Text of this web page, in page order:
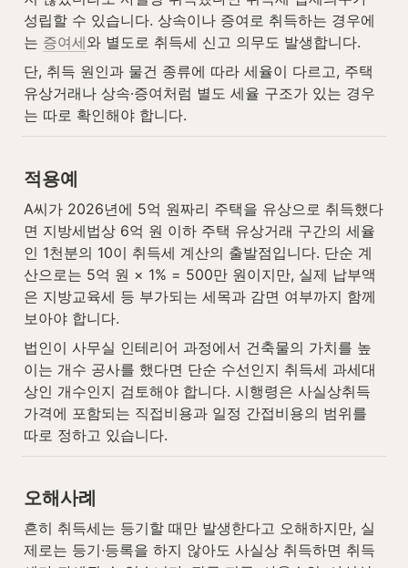
성립할 수 있습니다. 상속이나 증여로 취득하는 경우에
는 증여세와 별도로 취득세 신고 의무도 발생합니다.
단, 취득 원인과 물건 종류에 따라 세율이 다르고, 주택
유상거래나 상속·증여처럼 별도 세율 구조가 있는 경우
는 따로 확인해야 합니다.
적용예
A씨가 2026년에 5억 원짜리 주택을 유상으로 취득했다
면 지방세법상 6억 원 이하 주택 유상거래 구간의 세율
인 1천분의 10이 취득세 계산의 출발점입니다. 단순 계
산으로는 5억 원 × 1% = 500만 원이지만, 실제 납부액
은 지방교육세 등 부가되는 세목과 감면 여부까지 함께
보아야 합니다.
법인이 사무실 인테리어 과정에서 건축물의 가치를 높
이는 개수 공사를 했다면 단순 수선인지 취득세 과세대
상인 개수인지 검토해야 합니다. 시행령은 사실상취득
가격에 포함되는 직접비용과 일정 간접비용의 범위를
따로 정하고 있습니다.
오해사례
흔히 취득세는 등기할 때만 발생한다고 오해하지만, 실
제로는 등기·등록을 하지 않아도 사실상 취득하면 취득